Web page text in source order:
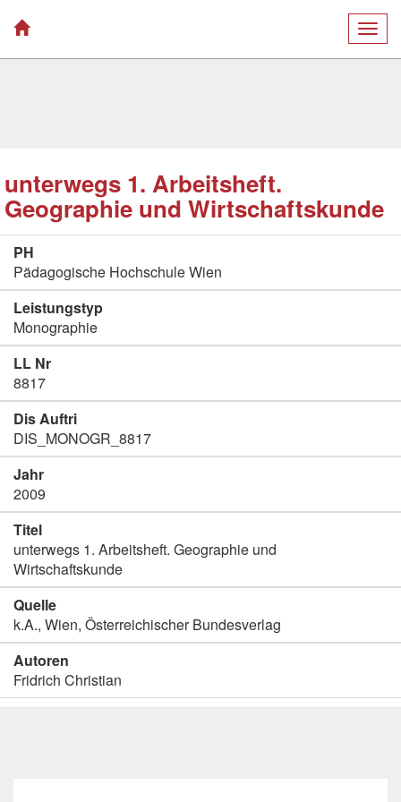
unterwegs 1. Arbeitsheft.
Geographie und Wirtschaftskunde
PH
Pädagogische Hochschule Wien
Leistungstyp
Monographie
LL Nr
8817
Dis Auftri
DIS_MONOGR_8817
Jahr
2009
Titel
unterwegs 1. Arbeitsheft. Geographie und
Wirtschaftskunde
Quelle
k.A., Wien, Österreichischer Bundesverlag
Autoren
Fridrich Christian